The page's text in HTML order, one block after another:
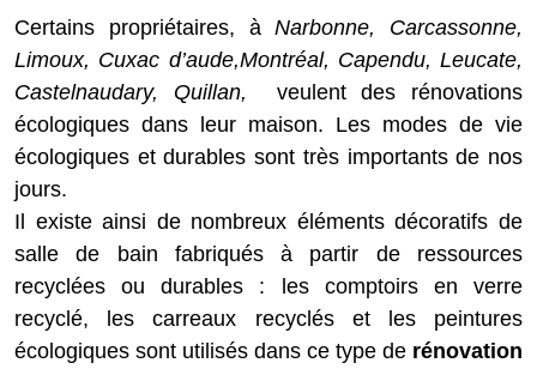
Certains propriétaires, àNarbonne, Carcassonne,
Limoux, Cuxac d’aude,Montréal, Capendu, Leucate,
Castelnaudary, Quillan,
veulent des rénovations
écologiques dans leur maison. Les modes de vie
écologiques et durables sont très importants de nos
jours.
Il existe ainsi de nombreux éléments décoratifs de
salle de bain fabriqués à partir de ressources
recyclées ou durables : les comptoirs en verre
recyclé, les carreaux recyclés et les peintures
écologiques sont utilisés dans ce type de rénovation